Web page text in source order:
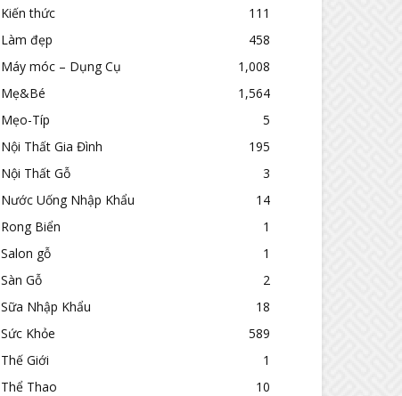
Kiến thức
111
Làm đẹp
458
Máy móc – Dụng Cụ
1,008
Mẹ&Bé
1,564
Mẹo-Típ
5
Nội Thất Gia Đình
195
Nội Thất Gỗ
3
Nước Uống Nhập Khẩu
14
Rong Biển
1
Salon gỗ
1
Sàn Gỗ
2
Sữa Nhập Khẩu
18
Sức Khỏe
589
Thế Giới
1
Thể Thao
10